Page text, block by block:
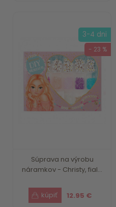
Súprava na výrobu
náramkov - Christy, fial...
12.95 €
3-4 dni
- 23 %